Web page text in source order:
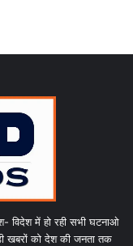
विदेश में हो रही सभी घटनाओ
खबरों को देश की जनता तक